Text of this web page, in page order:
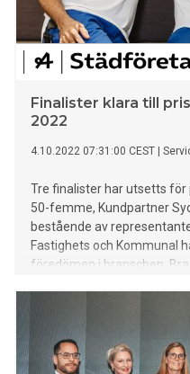
Finalister klara till
2022
4.10.2022 07:31:00 CEST
Tre finalister har utsetts
50-femme, Kundpartner
bestående av
Fastighets och Kommunal
föredömen i branschen.